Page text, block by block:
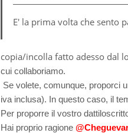
E' la prima volta che sento
copia/incolla fatto adesso dal
cui collaboriamo.
Se volete, comunque, proporci
iva inclusa). In questo caso, il
Per proporre il vostro
Hai proprio ragione